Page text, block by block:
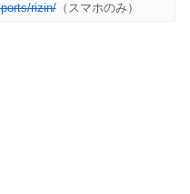
rizin/（スマホのみ）